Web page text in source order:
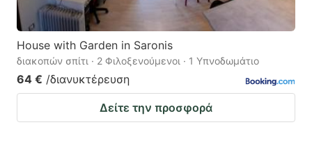
House with Garden in Saronis
διακοπών σπίτι · 2 Φιλοξενούμενοι · 1 Υπνοδωμάτιο
64 € /διανυκτέρευση
Δείτε την προσφορά